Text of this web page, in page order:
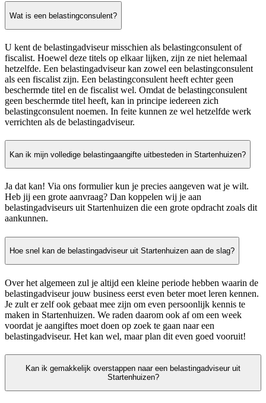
Wat is een belastingconsulent?
U kent de belastingadviseur misschien als belastingconsulent of
fiscalist. Hoewel deze titels op elkaar lijken, zijn ze niet helemaal
hetzelfde. Een belastingadviseur kan zowel een belastingconsulent
als een fiscalist zijn. Een belastingconsulent heeft echter geen
beschermde titel en de fiscalist wel. Omdat de belastingconsulent
geen beschermde titel heeft, kan in principe iedereen zich
belastingconsulent noemen. In feite kunnen ze wel hetzelfde werk
verrichten als de belastingadviseur.
Kan ik mijn volledige belastingaangifte uitbesteden in Startenhuizen?
Ja dat kan! Via ons formulier kun je precies aangeven wat je wilt.
Heb jij een grote aanvraag? Dan koppelen wij je aan
belastingadviseurs uit Startenhuizen die een grote opdracht zoals dit
aankunnen.
Hoe snel kan de belastingadviseur uit Startenhuizen aan de slag?
Over het algemeen zul je altijd een kleine periode hebben waarin de
belastingadviseur jouw business eerst even beter moet leren kennen.
Je zult er zelf ook gebaat mee zijn om even persoonlijk kennis te
maken in Startenhuizen. We raden daarom ook af om een week
voordat je aangiftes moet doen op zoek te gaan naar een
belastingadviseur. Het kan wel, maar plan dit even goed vooruit!
Kan ik gemakkelijk overstappen naar een belastingadviseur uit
Startenhuizen?